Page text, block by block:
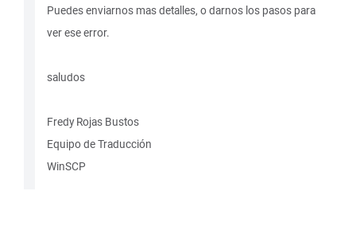
Puedes enviarnos mas detalles, o darnos los pasos para
ver ese error.
saludos
Fredy Rojas Bustos
Equipo de Traducción
WinSCP